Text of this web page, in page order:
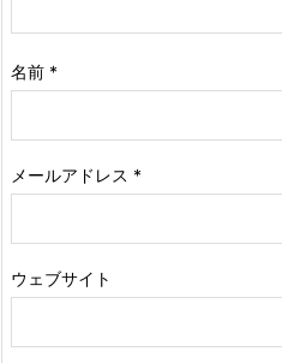
名前 *
メールアドレス *
ウェブサイト